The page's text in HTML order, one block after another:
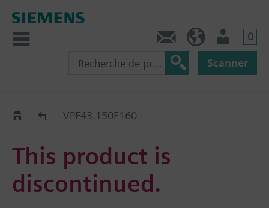
0
Scanner
Old2NewVPF43.150F160
This product is
discontinued.